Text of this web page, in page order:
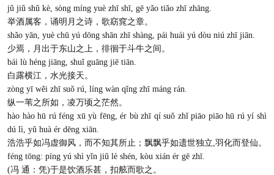
jǔ jiǔ shǔ kè, sòng míng yuè zhī shī, gē yǎo tiǎo zhī zhāng.
举酒属客，诵明月之诗，歌窈窕之章。
shǎo yān, yuè chū yú dōng shān zhī shàng, pái huái yú dòu niú zhī jiān.
少焉，月出于东山之上，徘徊于斗牛之间。
bái lù héng jiāng, shuǐ guāng jiē tiān.
白露横江，水光接天。
zòng yī wěi zhī suǒ rú, líng wàn qǐng zhī máng rán.
纵一苇之所如，凌万顷之茫然。
hào hào hū rú féng xū yù fēng, ér bù zhī qí suǒ zhǐ piāo piāo hū rú yí shì
dú lì, yǔ huà ér dēng xiān.
浩浩乎如冯虚御风，而不知其所止；飘飘乎如遗世独立,羽化而登仙。
féng tōng: píng yú shì yǐn jiǔ lè shén, kòu xián ér gē zhī.
(冯 通：凭)于是饮酒乐甚，扣舷而歌之。